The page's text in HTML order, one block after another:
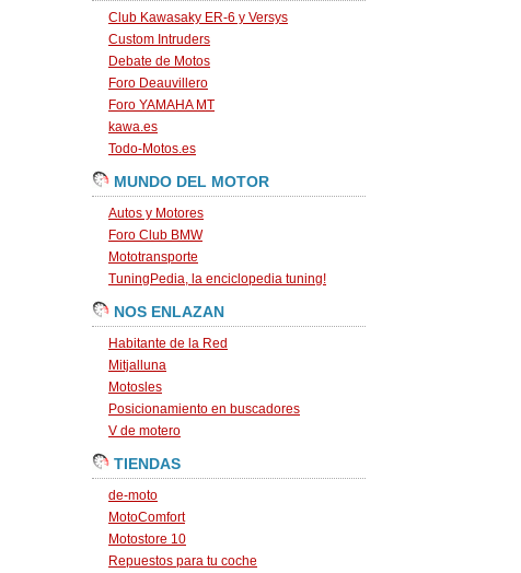
Club Kawasaky ER-6 y Versys
Custom Intruders
Debate de Motos
Foro Deauvillero
Foro YAMAHA MT
kawa.es
Todo-Motos.es
MUNDO DEL MOTOR
Autos y Motores
Foro Club BMW
Mototransporte
TuningPedia, la enciclopedia tuning!
NOS ENLAZAN
Habitante de la Red
Mitjalluna
Motosles
Posicionamiento en buscadores
V de motero
TIENDAS
de-moto
MotoComfort
Motostore 10
Repuestos para tu coche